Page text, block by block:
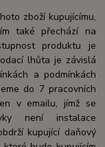
zboží kupujícímu,
také přechází na
produktu je
lhůta je závislá
a podmínkách
do 7 pracovních
v emailu, jímž se
není instalace
kupující daňový